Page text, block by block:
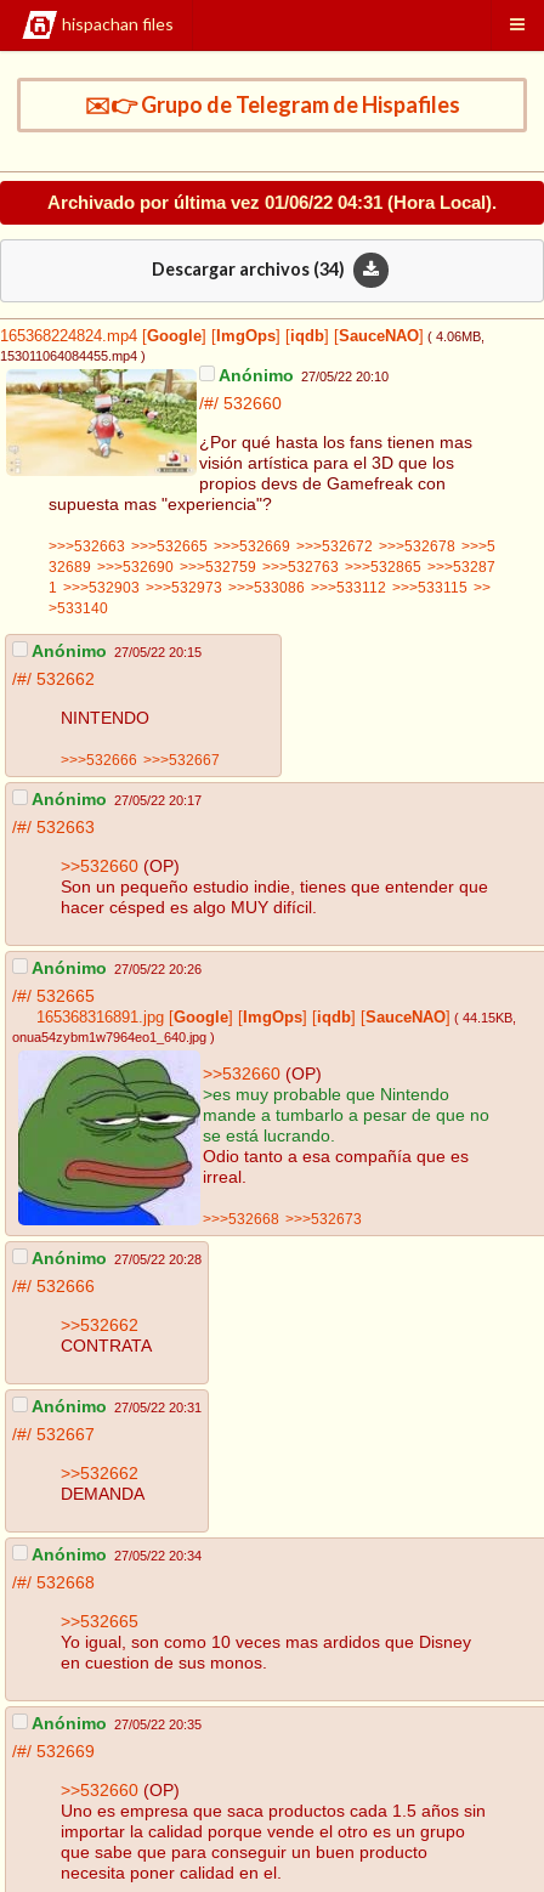
hispachan files
✉️👉 Grupo de Telegram de Hispafiles
Archivado por última vez 01/06/22 04:31 (Hora Local).
Descargar archivos (34)
165368224824.mp4 Google ImgOps iqdb SauceNAO ( 4.06MB
153011064084455.mp4 )
Anónimo 27/05/22 20:10
/#/ 532660
¿Por qué hasta los fans tienen mas
visión artística para el 3D que los
propios devs de Gamefreak con
supuesta mas "experiencia"?
>>>532663 >>>532665 >>>532669 >>>532672 >>>532678 >>>5
32689 >>>532690 >>>532759 >>>532763 >>>532865 >>>53287
1
>>>532903 >>>532973 >>>533086 >>>533112 >>>533115 >>
>533140
Anónimo 27/05/22 20:15
/#/ 532662
NINTENDO
>>>532666 >>>532667
Anónimo 27/05/22 20:17
/#/ 532663
>>532660 (OP)
Son un pequeño estudio indie, tienes que entender que
hacer césped es algo MUY difícil.
Anónimo 27/05/22 20:26
/#/ 532665
165368316891.jpg Google ImgOps iqdb SauceNAO ( 44.15KB
onua54zybm1w7964eo1_640.jpg )
>>532660 (OP)
>es muy probable que Nintendo
mande a tumbarlo a pesar de que no
se está lucrando.
Odio tanto a esa compañía que es
irreal.
>>>532668 >>>532673
Anónimo 27/05/22 20:28
/#/ 532666
>>532662
CONTRATA
Anónimo 27/05/22 20:31
/#/ 532667
>>532662
DEMANDA
Anónimo 27/05/22 20:34
/#/ 532668
>>532665
Yo igual, son como 10 veces mas ardidos que Disney
en cuestion de sus monos.
Anónimo 27/05/22 20:35
/#/ 532669
>>532660 (OP)
Uno es empresa que saca productos cada 1.5 años sin
importar la calidad porque vende el otro es un grupo
que sabe que para conseguir un buen producto
necesita poner calidad en el.